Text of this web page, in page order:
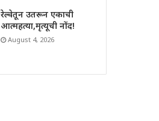
रेल्वेतून उतरून एकाची
आत्महत्या,मृत्यूची नोंद!
August 4, 2026